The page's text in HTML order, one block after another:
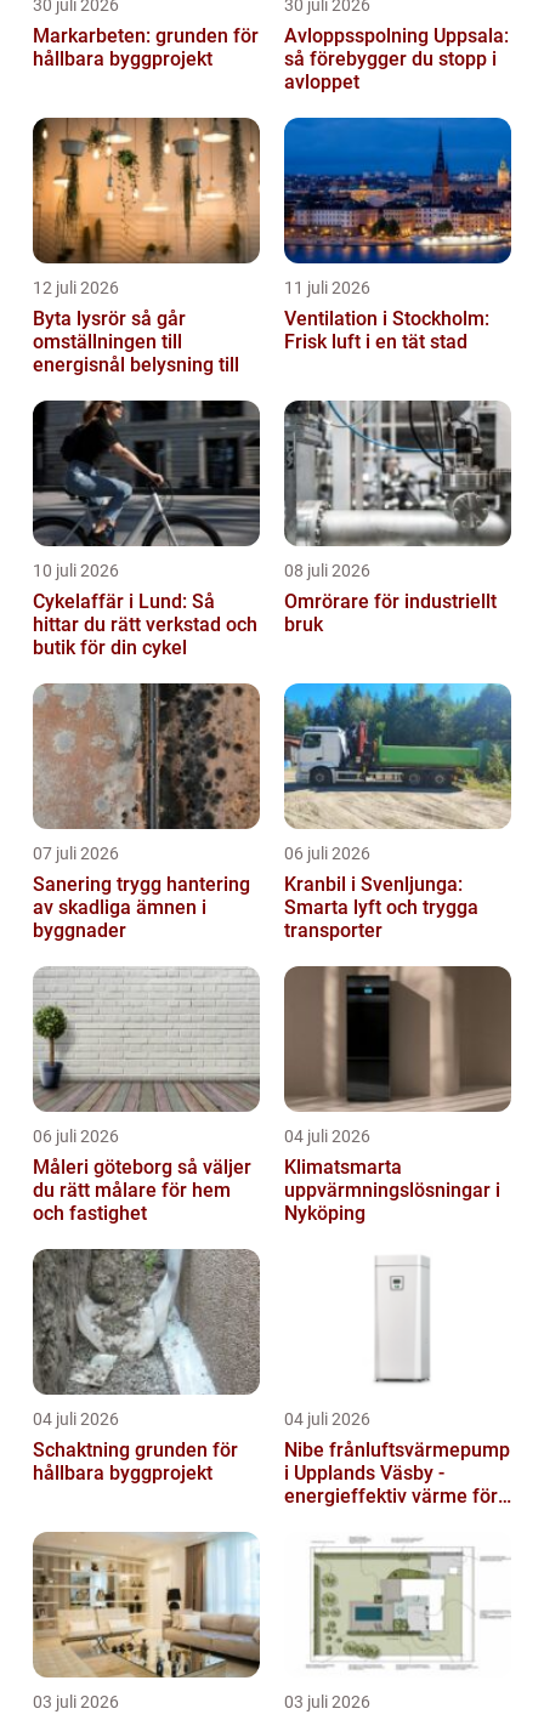
30 juli 2026
Markarbeten: grunden för
hållbara byggprojekt
30 juli 2026
Avloppsspolning Uppsala:
så förebygger du stopp i
avloppet
12 juli 2026
Byta lysrör så går
omställningen till
energisnål belysning till
11 juli 2026
Ventilation i Stockholm:
Frisk luft i en tät stad
10 juli 2026
Cykelaffär i Lund: Så
hittar du rätt verkstad och
butik för din cykel
08 juli 2026
Omrörare för industriellt
bruk
07 juli 2026
Sanering trygg hantering
av skadliga ämnen i
byggnader
06 juli 2026
Kranbil i Svenljunga:
Smarta lyft och trygga
transporter
06 juli 2026
Måleri göteborg så väljer
du rätt målare för hem
och fastighet
04 juli 2026
Klimatsmarta
uppvärmningslösningar i
Nyköping
04 juli 2026
Schaktning grunden för
hållbara byggprojekt
04 juli 2026
Nibe frånluftsvärmepump
i Upplands Väsby -
energieffektiv värme för
03 juli 2026 03 juli 2026